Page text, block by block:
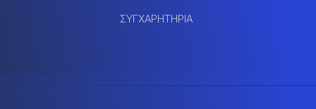
ΣΥΓΧΑΡΗΤΗΡΙΑ